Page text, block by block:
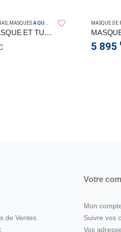
, MASQUESAQUALUNG
SET COMBO MASQUE ET TUBA MIX BLUE/ORANGE
MASQUE DE
5 895
de Ventes
Votre
Mon
Suivre vos
Vos